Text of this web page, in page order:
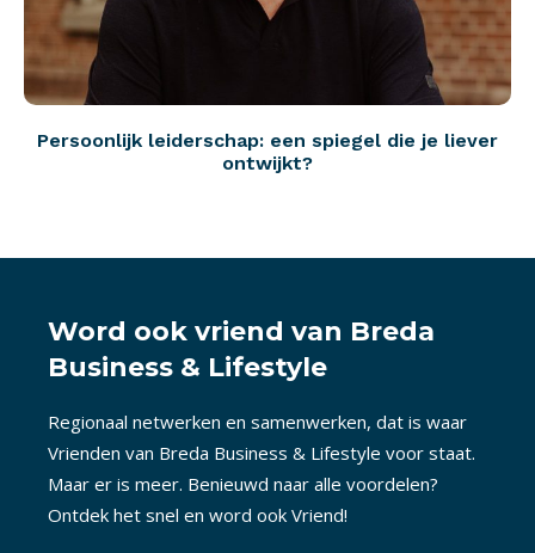
Persoonlijk leiderschap: een spiegel die je liever
ontwijkt?
Word ook vriend van Breda
Business & Lifestyle
Regionaal netwerken en samenwerken, dat is waar
Vrienden van Breda Business & Lifestyle voor staat.
Maar er is meer. Benieuwd naar alle voordelen?
Ontdek het snel en word ook Vriend!